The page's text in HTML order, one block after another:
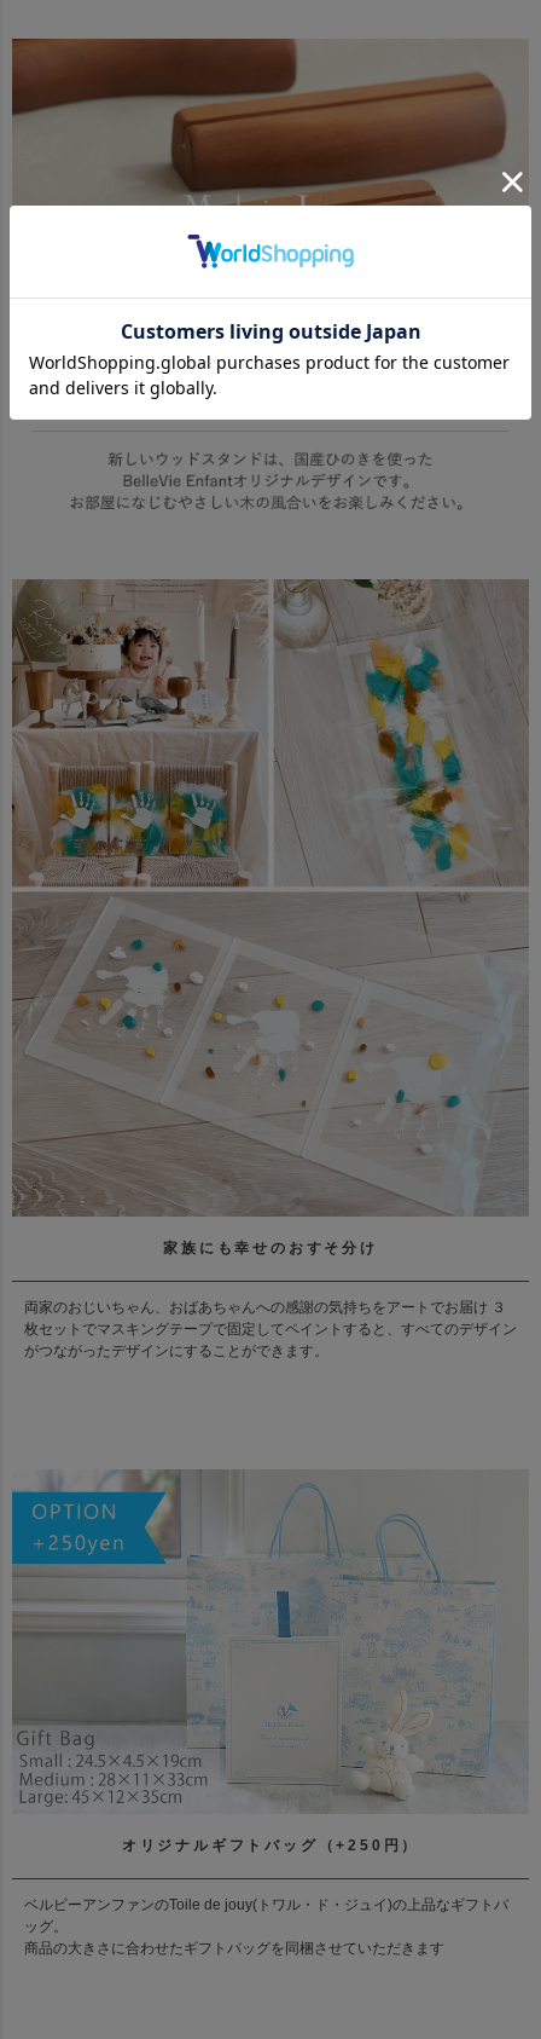
家族にも幸せのおすそ分け
両家のおじいちゃん、おばあちゃんへの感謝の気持ちをアートでお届け ３
枚セットでマスキングテープで固定してペイントすると、すべてのデザイン
がつながったデザインにすることができます。
オリジナルギフトバッグ（+250円）
ベルビーアンファンのToile de jouy(トワル・ド・ジュイ)の上品なギフトバ
ッグ。
商品の大きさに合わせたギフトバッグを同梱させていただきます